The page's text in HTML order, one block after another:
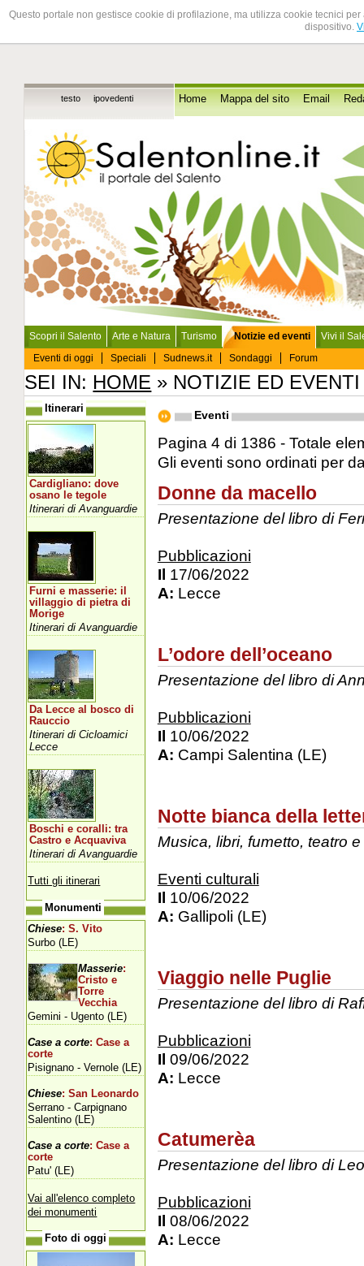
Questo portale non gestisce cookie di profilazione, ma utilizza cookie tecnici
dispositivo.
testo ipovedenti Home Mappa del sito Email
Scopri il Salento Arte e Natura Turismo
Notizie ed eventi
Eventi di oggi
Speciali Sudnews.it Sondaggi Forum
Vivi il
SEI IN: HOME » NOTIZIE ED EVENTI
Eventi
Pagina 4 di 1386 - Totale
Gli eventi sono ordinati per
Donne da macello
Presentazione del libro di
Pubblicazioni
Il 17/06/2022
A: Lecce
L’odore dell’oceano
Presentazione del libro di
Pubblicazioni
Il 10/06/2022
A: Campi Salentina (LE)
Notte bianca della
Musica, libri, fumetto, teatro
Eventi culturali
Il 10/06/2022
A: Gallipoli (LE)
Viaggio nelle Puglie
Presentazione del libro di
Pubblicazioni
Il 09/06/2022
A: Lecce
Catumerèa
Presentazione del libro di
Pubblicazioni
Il 08/06/2022
A: Lecce
Itinerari
Cardigliano: dove
osano le tegole
Itinerari di Avanguardie
Furni e masserie: il
villaggio di pietra di
Morige
Itinerari di Avanguardie
Da Lecce al bosco di
Rauccio
Itinerari di Cicloamici
Lecce
Boschi e coralli: tra
Castro e Acquaviva
Itinerari di Avanguardie
Tutti gli itinerari
Monumenti
Chiese: S. Vito
Surbo (LE)
Masserie:
Cristo e
Torre
Vecchia
Gemini - Ugento (LE)
Case a corte: Case a
corte
Pisignano - Vernole (LE)
Chiese: San Leonardo
Serrano - Carpignano
Salentino (LE)
Case a corte: Case a
corte
Patu' (LE)
Vai all'elenco completo
dei monumenti
Foto di oggi